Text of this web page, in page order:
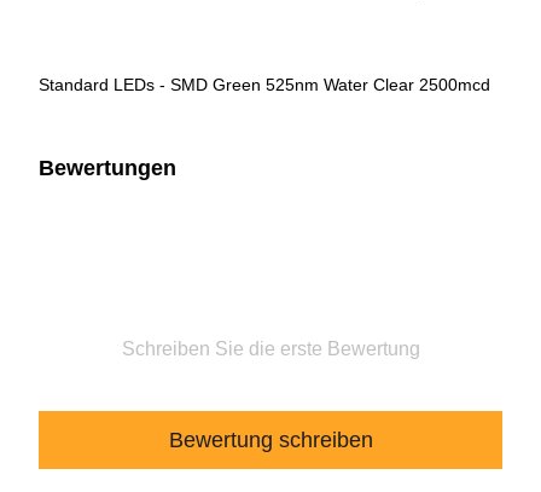
Standard LEDs - SMD Green 525nm Water Clear 2500mcd
Bewertungen
Schreiben Sie die erste Bewertung
Bewertung schreiben